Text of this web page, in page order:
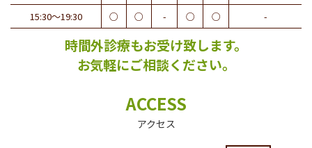
15:30〜19:30
○ ○ - ○ ○ -
時間外診療もお受け致します。
お気軽にご相談ください。
ACCESS
アクセス